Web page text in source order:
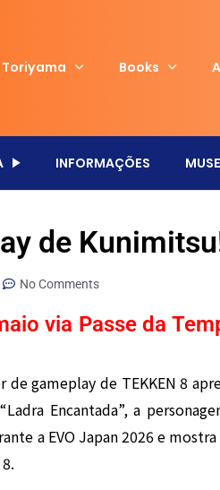
Books
INFORMAÇÕES
de
No Comments
via Passe da
de gameplay de TEKKEN 8
Encantada”, a
a EVO Japan 2026e mostra